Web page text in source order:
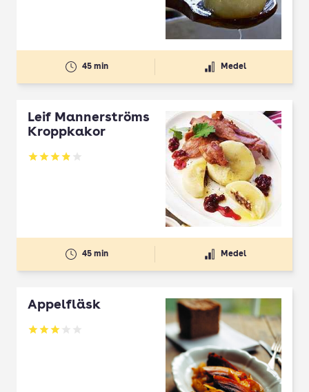
45 min Medel
Leif Mannerströms
Kroppkakor
Betyg: 3.85 av 5
45 min Medel
Äppelfläsk
Betyg: 3.08 av 5